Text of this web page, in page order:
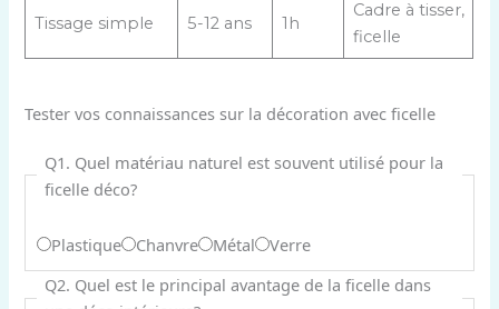
Tissage simple 5-12 ans 1h
Cadre à tisser,
ficelle
Tester vos connaissances sur la décoration avec ficelle
Q1. Quel matériau naturel est souvent utilisé pour la
ficelle déco?
S
é
l
Plastique Chanvre Métal
Verre
Q2. Quel est le principal avantage de la ficelle dans